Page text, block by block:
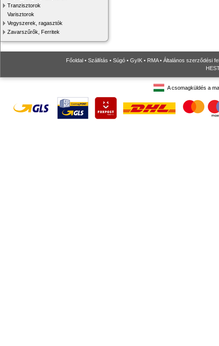
Tranzisztorok
Varisztorok
Vegyszerek, ragasztók
Zavarszűrők, Ferritek
Főoldal • Szállítás • Súgó • GyIK • RMA• Általános szerződési
A csomagküldés a